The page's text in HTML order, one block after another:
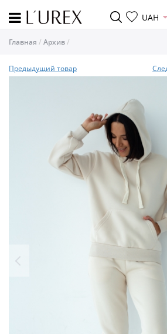
UAH
Главная Архив
Предыдущий товар